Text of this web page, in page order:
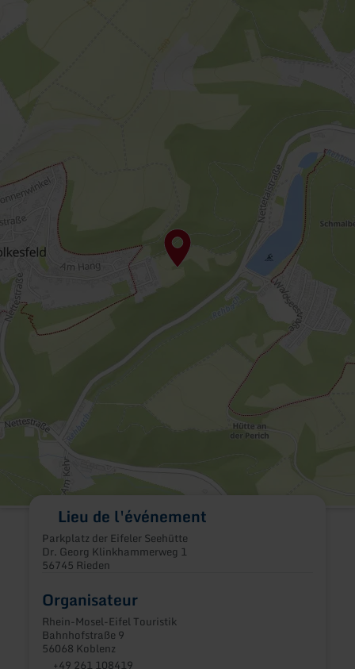
Lieu de l'événement
Parkplatz der Eifeler Seehütte
Dr. Georg Klinkhammerweg 1
56745 Rieden
Organisateur
Rhein-Mosel-Eifel Touristik
Bahnhofstraße 9
56068 Koblenz
+49 261 108419